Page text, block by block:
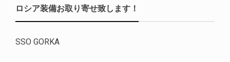
ロシア装備お取り寄せ致します！
SSO GORKA